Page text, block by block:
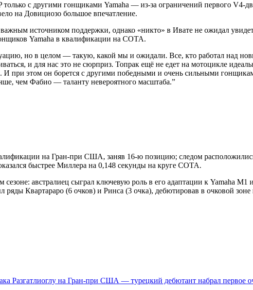
только с другими гонщиками Yamaha — из-за ограничений первого V4-
на Довициозо большое впечатление.
источником поддержки, однако «никто» в Ивате не ожидал
Yamaha в квалификации на COTA.
но в целом — такую, какой мы и ожидали. Все, кто работал над
и для нас это не сюрприз. Топрак ещё не едет на мотоцикле
И при этом он борется с другими победными и очень сильными
чем Фабио — таланту невероятного масштаба.”
на Гран-при США, заняв 16-ю позицию; следом
быстрее Миллера на 0,148 секунды на круге COTA.
австралиец сыграл ключевую роль в его адаптации к Yamaha
ряды Квартараро (6 очков) и Ринса (3 очка), дебютировав в очковой зоне
Разгатлиоглу на Гран-при США — турецкий дебютант набрал первое